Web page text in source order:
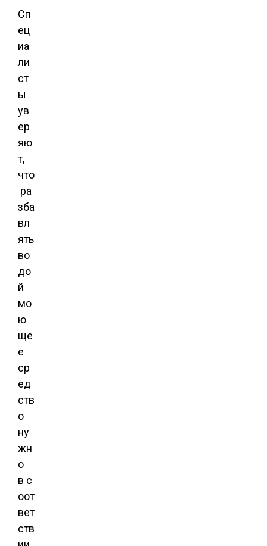
Сп
ец
иа
ли
ст
ы
ув
ер
яю
т,
что
ра
зба
вл
ять
во
до
й
мо
ю
ще
е
ср
ед
ств
о
ну
жн
о
в с
оот
вет
ств